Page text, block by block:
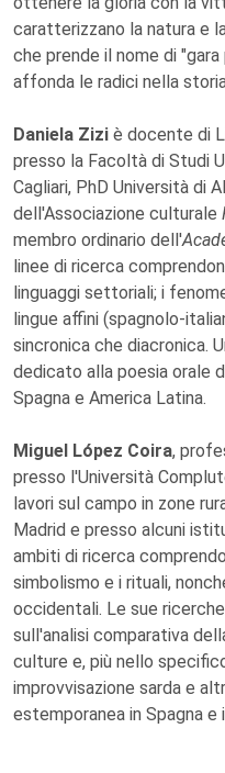
caratterizzano la natura e
che prende il nome di
affonda le radici nella
Daniela Zizi è docente di
presso la Facoltà di Studi
Cagliari, PhD Università di
dell'Associazione culturale
membro ordinario dell'
linee di ricerca
linguaggi settoriali; i
lingue affini (spagnolo-
sincronica che diacronica.
dedicato alla poesia orale
Spagna e America Latina.
Miguel López Coira,
presso l'Università
lavori sul campo in zone
Madrid e presso alcuni
ambiti di ricerca
simbolismo e i rituali,
occidentali. Le sue
sull'analisi comparativa
culture e, più nello
improvvisazione sarda e
estemporanea in Spagna e